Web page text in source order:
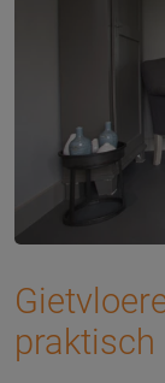
praktisch